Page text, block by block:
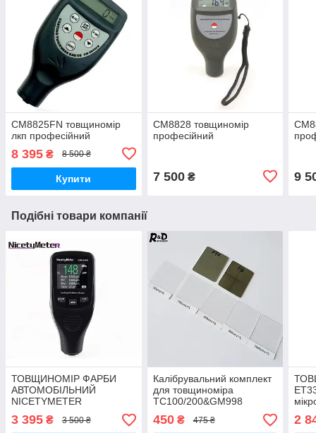
CM8825FN товщиномір
лкп професійний
8 395 ₴ 8 500 ₴
Купити
CM8828 товщиномір
професійний
7 500₴ 9
Подібні товари компанії
ТОВЩИНОМІР ФАРБИ
АВТОМОБІЛЬНИЙ
NICETYMETER
CM8806FN
3 395 ₴ 3 500 ₴
Калібрувальний комплект
для товщиноміра
TC100/200&GM998
450₴ 475 ₴ 2